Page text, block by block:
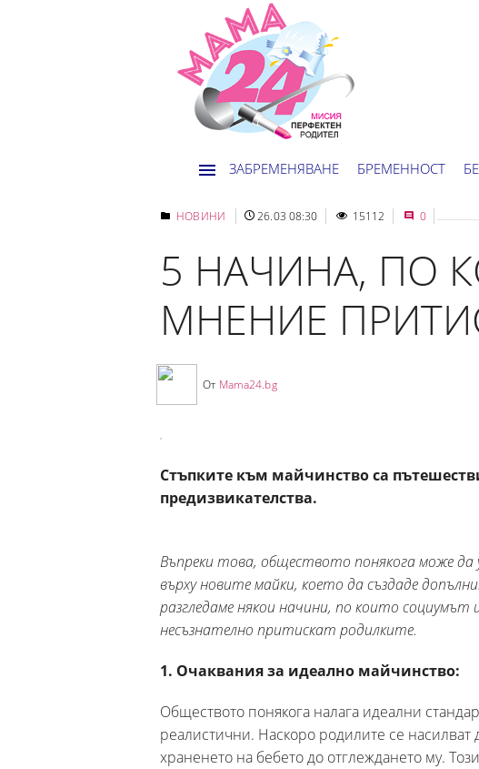
ЗАБРЕМЕНЯВАНЕ БРЕМЕННОСТ
НОВИНИ 26.03 08:30 15112 0
5 НАЧИНА, ПО
МНЕНИЕ
От Mama24.bg
Стъпките към майчинство са
предизвикателства.
Въпреки това, обществото понякога може
върху новите майки, което да създаде
разгледаме някои начини, по които социумът
несъзнателно притискат родилките.
1. Очаквания за идеално майчинство:
Обществото понякога налага идеални
реалистични. Наскоро родилите се насилват
храненето на бебето до отглеждането му.